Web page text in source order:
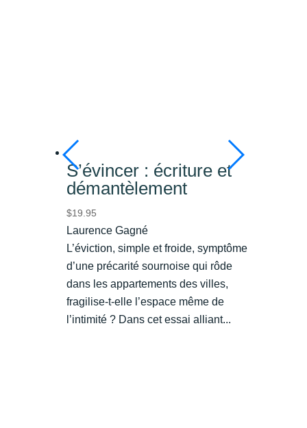
S’évincer : écriture et
démantèlement
$19.95
Laurence Gagné
L’éviction, simple et froide, symptôme
d’une précarité sournoise qui rôde
dans les appartements des villes,
fragilise-t-elle l’espace même de
l’intimité ? Dans cet essai alliant...